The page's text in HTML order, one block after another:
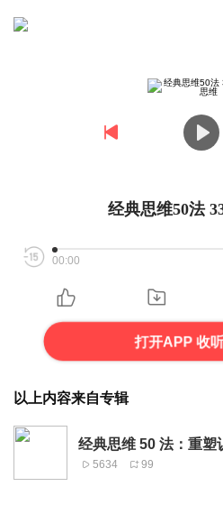
经典思维50法
00:00
打开APP 收
以上内容来自专辑
经典思维 50 法：重塑
5634 99